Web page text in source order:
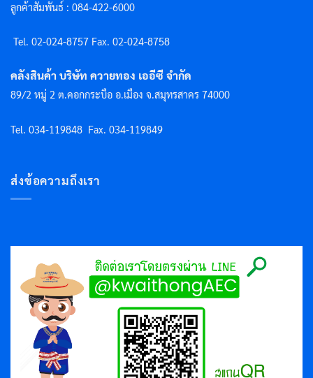
ลูกค้าสัมพันธ์ : 084-422-6000
Tel. 02-024-8757 Fax. 02-024-8758
คลังสินค้า บริษัท ควายทอง เออีซี จำกัด
89/2 หมู่ 2 ต.คอกกระบือ อ.เมือง จ.สมุทรสาคร 74000
Tel. 034-119848 Fax. 034-119849
ส่งข้อความถึงเรา